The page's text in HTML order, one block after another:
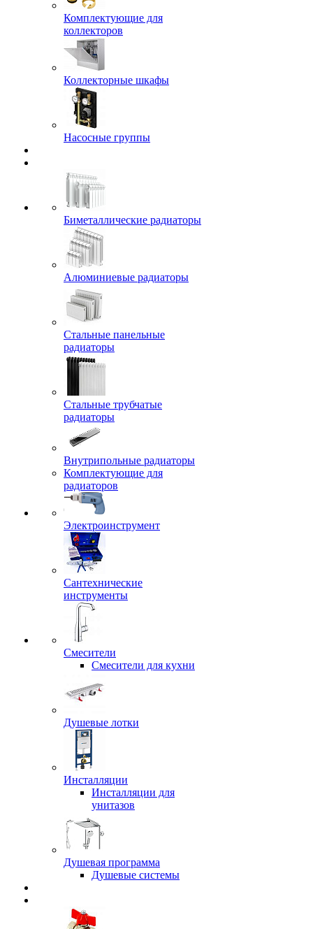
Комплектующие для
коллекторов
Коллекторные шкафы
Насосные группы
Биметаллические радиаторы
Алюминиевые радиаторы
Стальные панельные
радиаторы
Стальные трубчатые
радиаторы
Внутрипольные радиаторы
Комплектующие для
радиаторов
Электроинструмент
Сантехнические
инструменты
Смесители
Смесители для кухни
Душевые лотки
Инсталляции
Инсталляции для
унитазов
Душевая программа
Душевые системы